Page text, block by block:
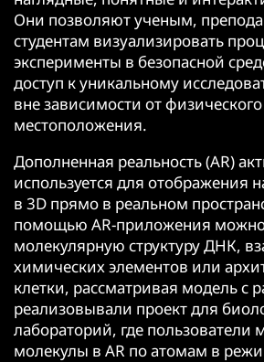
Они позволяют ученым,
студентам визуализировать
эксперименты в безопасной
доступ к уникальному
вне зависимости от физического
местоположения.
Дополненная реальность (AR)
используется для отображения
в 3D прямо в реальном
помощью AR-приложения
молекулярную структуру ДНК,
химических элементов или
клетки, рассматривая модель с
реализовывали проект для
лабораторий, где пользователи
молекулы в AR по атомам в